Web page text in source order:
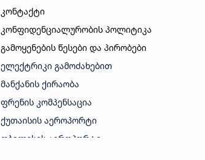
კონტაქტი
კონფიდენციალურობის პოლიტიკა
გამოყენების წესები და პირობები
ᲔᲚᲔᲥᲢᲠᲘᲙᲘ ᲒᲐᲛᲝᲫᲐᲮᲔᲑᲘᲗ
ᲛᲐᲜᲥᲐᲜᲘᲡ ᲥᲘᲠᲐᲝᲑᲐ
ᲤᲠᲔᲜᲘᲡ ᲙᲝᲛᲞᲔᲜᲡᲐᲪᲘᲐ
ᲥᲣᲗᲐᲘᲡᲘᲡ ᲐᲔᲠᲝᲞᲝᲠᲢᲘ
ᲗᲑᲘᲚᲘᲡᲘᲡ ᲐᲔᲠᲝᲞᲝᲠᲢᲘ